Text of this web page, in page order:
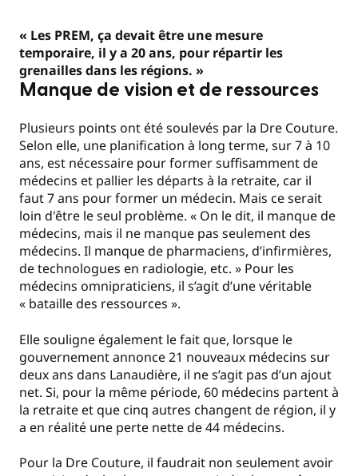
« Les PREM, ça devait être une mesure
temporaire, il y a 20 ans, pour répartir les
grenailles dans les régions. »
Manque de vision et de ressources
Plusieurs points ont été soulevés par la Dre Couture.
Selon elle, une planification à long terme, sur 7 à 10
ans, est nécessaire pour former suffisamment de
médecins et pallier les départs à la retraite, car il
faut 7 ans pour former un médecin. Mais ce serait
loin d'être le seul problème. « On le dit, il manque de
médecins, mais il ne manque pas seulement des
médecins. Il manque de pharmaciens, d’infirmières,
de technologues en radiologie, etc. » Pour les
médecins omnipraticiens, il s’agit d’une véritable
« bataille des ressources ».
Elle souligne également le fait que, lorsque le
gouvernement annonce 21 nouveaux médecins sur
deux ans dans Lanaudière, il ne s’agit pas d’un ajout
net. Si, pour la même période, 60 médecins partent à
la retraite et que cinq autres changent de région, il y
a en réalité une perte nette de 44 médecins.
Pour la Dre Couture, il faudrait non seulement avoir